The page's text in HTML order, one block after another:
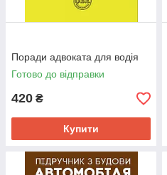
Поради адвоката для водія
Готово до відправки
420 ₴
Купити